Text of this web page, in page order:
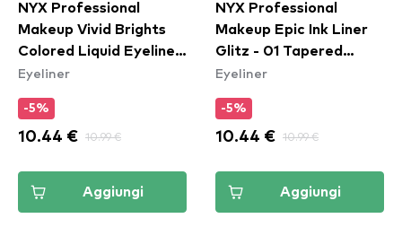
NYX Professional
Makeup Vivid Brights
Colored Liquid Eyeliner
- Lilac Link (VBLL07)
Eyeliner
-5%
10.44 € 10.99 €
Aggiungi
NYX Professional
Makeup Epic Ink Liner
Glitz - 01 Tapered
Twinkle
Eyeliner
-5%
10.44 € 10.99 €
Aggiungi